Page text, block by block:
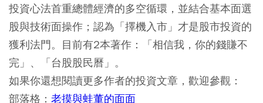
投資心法首重總體經濟的多空循環，並結合基本面選
股與技術面操作；認為「擇機入市」才是股市投資的
獲利法門。目前有2本著作：「相信我，你的錢賺不
完」、「台股股民曆」。
如果你還想閱讀更多作者的投資文章，歡迎參觀：
部落格： 老摸與蛙董的面面